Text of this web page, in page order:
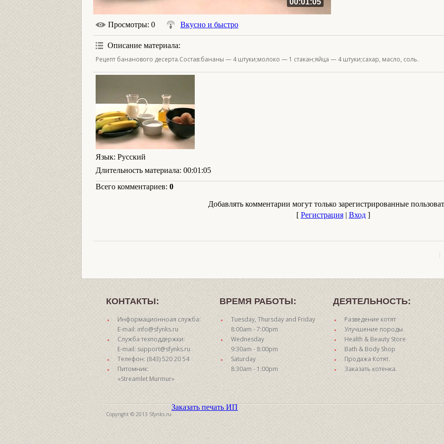
00:01:05
Просмотры: 0 Вкусно и быстро
Описание материала:
Рецепт бананового десерта.Состав:бананы — 4 штуки;молоко — 1 стакан;яйца — 4 штуки;сахар, масло, соль.
Язык: Русский
Длительность материала: 00:01:05
Всего комментариев: 0
Добавлять комментарии могут только зарегистрированные
[ Регистрация| Вход]
КОНТАКТЫ:
Информационноая служба:
E-mail: info@sfynks.ru
Служба техподдержки:
E-mail: support@sfynks.ru
Телефон: (843) 520 20 54
Питомник:
«Streamlet Murmur»
ВРЕМЯ РАБОТЫ:
Tuesday, Thursday and Friday
8:00am - 7:00pm
Wednesday
9:30am - 8:00pm
Saturday
8:30am - 1:00pm
ДЕЯТЕЛЬНОСТЬ:
Разведение котят
Улучшение породы
Health & Beauty Store
Bath & Body Shop
Продажа Котят.
Заказать котенка.
Copyright © 2013 Sfynks.ru
Заказать печать ИП